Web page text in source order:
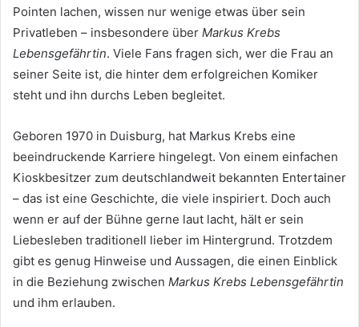
Pointen lachen, wissen nur wenige etwas über sein
Privatleben – insbesondere über Markus Krebs
Lebensgefährtin. Viele Fans fragen sich, wer die Frau an
seiner Seite ist, die hinter dem erfolgreichen Komiker
steht und ihn durchs Leben begleitet.
Geboren 1970 in Duisburg, hat Markus Krebs eine
beeindruckende Karriere hingelegt. Von einem einfachen
Kioskbesitzer zum deutschlandweit bekannten Entertainer
– das ist eine Geschichte, die viele inspiriert. Doch auch
wenn er auf der Bühne gerne laut lacht, hält er sein
Liebesleben traditionell lieber im Hintergrund. Trotzdem
gibt es genug Hinweise und Aussagen, die einen Einblick
in die Beziehung zwischen Markus Krebs Lebensgefährtin
und ihm erlauben.